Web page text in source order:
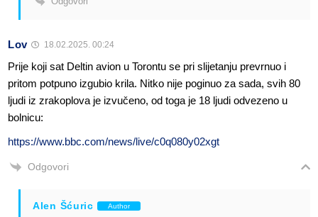
Lov 18.02.2025. 00:24
Prije koji sat Deltin avion u Torontu se pri slijetanju prevrnuo i
pritom potpuno izgubio krila. Nitko nije poginuo za sada, svih 80
ljudi iz zrakoplova je izvučeno, od toga je 18 ljudi odvezeno u
bolnicu:
https://www.bbc.com/news/live/c0q080y02xgt
Odgovori
Alen Šćuric Author